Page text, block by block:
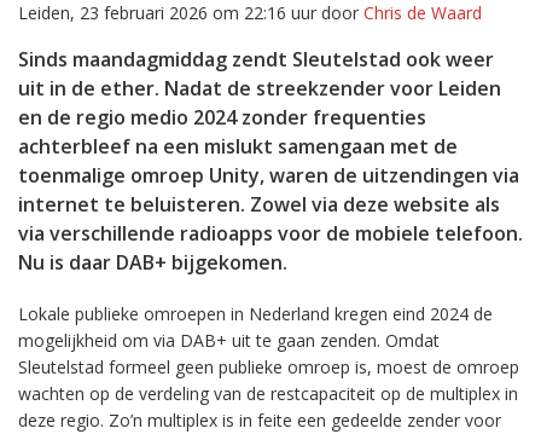
Leiden, 23 februari 2026 om 22:16 uur door Chris de Waard
Sinds maandagmiddag zendt Sleutelstad ook weer
uit in de ether. Nadat de streekzender voor Leiden
en de regio medio 2024 zonder frequenties
achterbleef na een mislukt samengaan met de
toenmalige omroep Unity, waren de uitzendingen via
internet te beluisteren. Zowel via deze website als
via verschillende radioapps voor de mobiele telefoon.
Nu is daar DAB+ bijgekomen.
Lokale publieke omroepen in Nederland kregen eind 2024 de
mogelijkheid om via DAB+ uit te gaan zenden. Omdat
Sleutelstad formeel geen publieke omroep is, moest de omroep
wachten op de verdeling van de restcapaciteit op de multiplex in
deze regio. Zo’n multiplex is in feite een gedeelde zender voor